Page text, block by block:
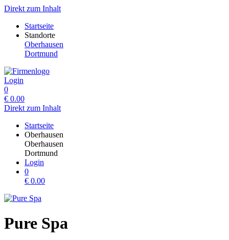
Direkt zum Inhalt
Startseite
Standorte
Oberhausen
Dortmund
Login
0
€ 0.00
Direkt zum Inhalt
Startseite
Oberhausen
Oberhausen
Dortmund
Login
0
€ 0.00
Pure Spa